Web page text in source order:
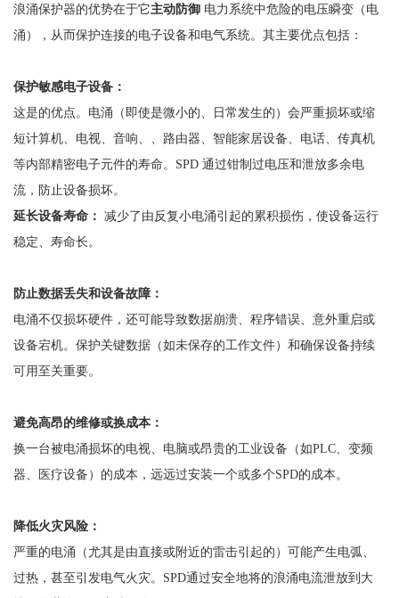
浪涌保护器的优势在于它主动防御 电力系统中危险的电压瞬变（电
涌），从而保护连接的电子设备和电气系统。其主要优点包括：
保护敏感电子设备：
这是的优点。电涌（即使是微小的、日常发生的）会严重损坏或缩
短计算机、电视、音响、、路由器、智能家居设备、电话、传真机
等内部精密电子元件的寿命。 SPD 通过钳制过电压和泄放多余电
流，防止设备损坏。
延长设备寿命： 减少了由反复小电涌引起的累积损伤，使设备运行
稳定、寿命长。
防止数据丢失和设备故障：
电涌不仅损坏硬件，还可能导致数据崩溃、程序错误、意外重启或
设备宕机。保护关键数据（如未保存的工作文件）和确保设备持续
可用至关重要。
避免高昂的维修或换成本：
换一台被电涌损坏的电视、电脑或昂贵的工业设备（如PLC、变频
器、医疗设备）的成本，远远过安装一个或多个SPD的成本。
降低火灾风险：
严重的电涌（尤其是由直接或附近的雷击引起的）可能产生电弧、
过热，甚至引发电气火灾。 SPD通过安全地将的浪涌电流泄放到大